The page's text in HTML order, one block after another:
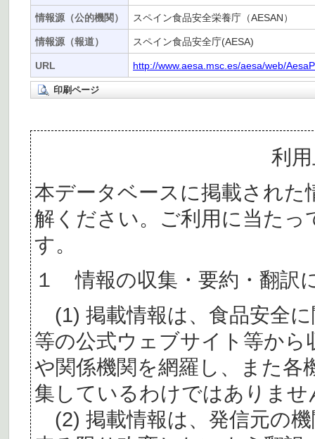
情報源（公的機関） スペイン食品安全栄養庁（AESAN）
情報源（報道） スペイン食品安全庁(AESA)
URL http://www.aesa.msc.es/aesa/web/
印刷ページ
利
本データベースに掲載された
解ください。ご利用に当た
す。
１ 情報の収集・要約・翻訳
(1) 掲載情報は、食品安全
等の公式ウェブサイト等か
や関係機関を網羅し、また各
集しているわけではありませ
(2) 掲載情報は、発信元の